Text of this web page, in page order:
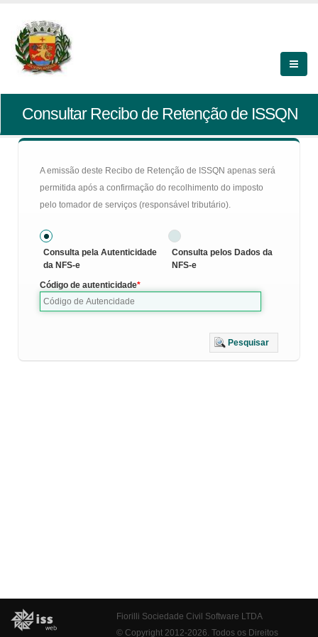
Consultar Recibo de Retenção de ISSQN
A emissão deste Recibo de Retenção de ISSQN apenas será
permitida após a confirmação do recolhimento do imposto
pelo tomador de serviços (responsável tributário).
Consulta pela Autenticidade
da NFS-e
Consulta pelos Dados da
NFS-e
Código de autenticidade
Pesquisar
Fiorilli Sociedade Civil Software LTDA
© Copyright 2012-2026. Todos os Direitos